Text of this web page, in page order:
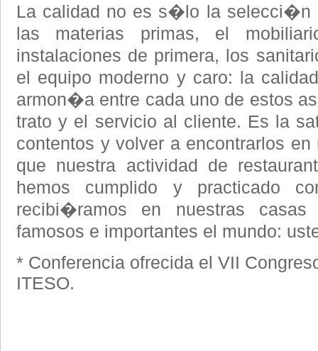
La calidad no es s�lo la selecci�n
las materias primas, el
instalaciones de primera, los
el equipo moderno y caro: la
armon�a entre cada uno de estos
trato y el servicio al cliente. Es la
contentos y volver a encontrarlos
que nuestra actividad de
hemos cumplido y practicado
recibi�ramos en nuestras
famosos e importantes el mundo:
* Conferencia ofrecida el VII
ITESO.